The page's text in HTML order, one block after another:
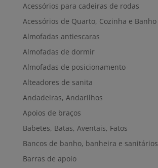
Acessórios para cadeiras de rodas
Acessórios de Quarto, Cozinha e Banho
Almofadas antiescaras
Almofadas de dormir
Almofadas de posicionamento
Alteadores de sanita
Andadeiras, Andarilhos
Apoios de braços
Babetes, Batas, Aventais, Fatos
Bancos de banho, banheira e sanitários
Barras de apoio